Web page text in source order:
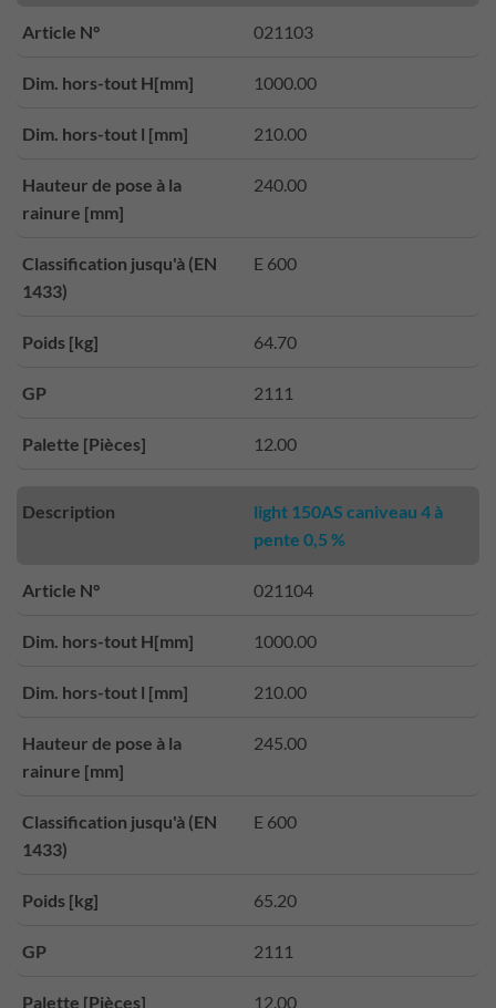
Article N° 021103
Dim. hors-tout H[mm] 1000.00
Dim. hors-tout l [mm] 210.00
Hauteur de pose à la
rainure [mm]
240.00
Classification jusqu'à (EN
1433)
E 600
Poids [kg] 64.70
GP 2111
Palette [Pièces] 12.00
Description
light 150AS caniveau 4 à
pente 0,5 %
Article N° 021104
Dim. hors-tout H[mm] 1000.00
Dim. hors-tout l [mm] 210.00
Hauteur de pose à la
rainure [mm]
245.00
Classification jusqu'à (EN
1433)
E 600
Poids [kg] 65.20
GP 2111
Palette [Pièces] 12.00